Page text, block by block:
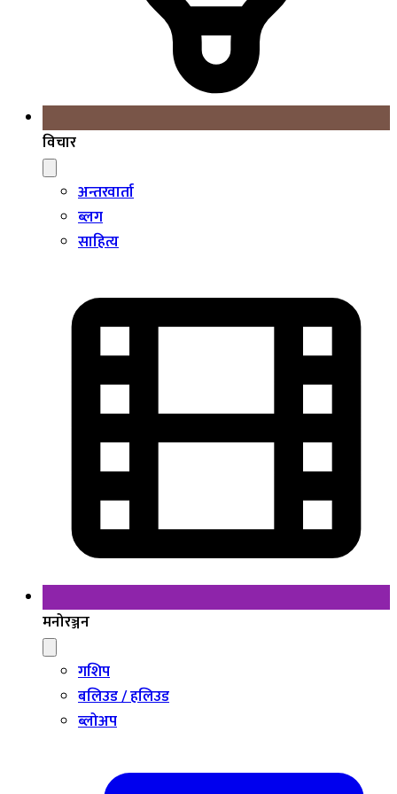
विचार
अन्तरवार्ता
ब्लग
साहित्य
मनोरञ्जन
गशिप
बलिउड / हलिउड
ब्लोअप